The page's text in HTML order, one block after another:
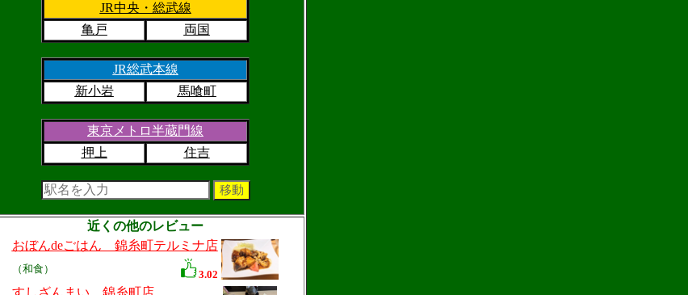
JR中央・総武線
亀戸
両国
JR総武本線
新小岩
馬喰町
東京メトロ半蔵門線
押上
住吉
近くの他のレビュー
おぼんdeごはん 錦糸町テルミナ店
（和食） 3.02